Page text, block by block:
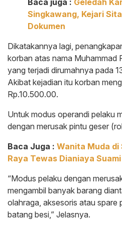
Singkawang, Kejari
Dokumen
Dikatakannya lagi,
korban atas nama Muhammad
yang terjadi dirumahnya pada
Akibat kejadian itu korban
Rp.10.500.00.
Untuk modus operandi pelaku
dengan merusak pintu geser
Baca Juga : Wanita Muda di
Raya Tewas Dianiaya Suami
“Modus pelaku dengan
mengambil banyak barang
olahraga, aksesoris atau spare
batang besi,” Jelasnya.